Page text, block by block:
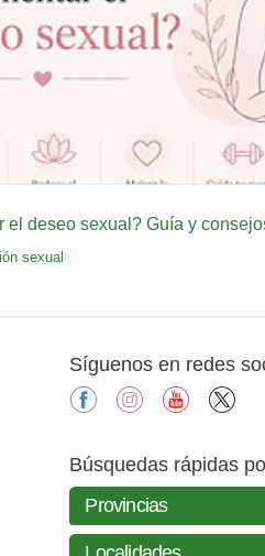
el deseo sexual? Guía y
sexual
Síguenos en redes
facebookinstagramyoutube
Búsquedas rápidas